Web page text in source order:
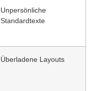
Unpersönliche
Standardtexte
Überladene Layouts